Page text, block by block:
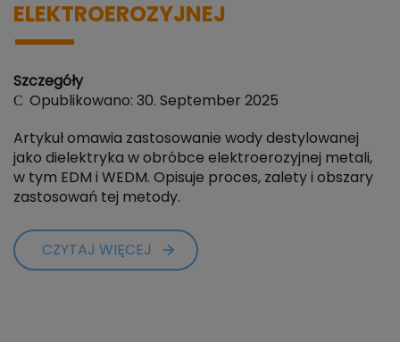
ELEKTROEROZYJNEJ
Szczegóły
Opublikowano: 30. September 2025
Artykuł omawia zastosowanie wody destylowanej
jako dielektryka w obróbce elektroerozyjnej metali,
w tym EDM i WEDM. Opisuje proces, zalety i obszary
zastosowań tej metody.
CZYTAJ WIĘCEJ